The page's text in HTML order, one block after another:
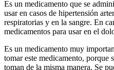
Es un medicamento que se
usar en casos de hipertensión
respiratorias y en la sangre. En
medicamentos para usar en el
Es un medicamento muy
tomar este medicamento, porque
toman de la misma manera. Se